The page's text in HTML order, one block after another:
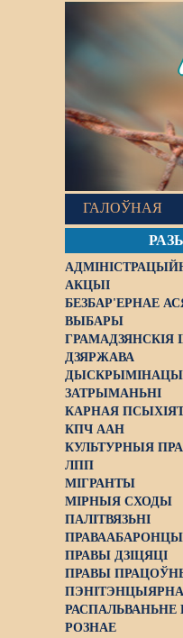
ГАЛОЎНАЯ
АКЦЫІ
БЕЗБАР'ЕРНАЕ
ВЫБАРЫ
ГРАМАДЗЯНСКІЯ
ДЗЯРЖАВА
ЗАТРЫМАНЬНІ
КАРНАЯ
КПЧ ААН
КУЛЬТУРНЫЯ
ЛПП
МІГРАНТЫ
МІРНЫЯ СХОДЫ
ПАЛІТВЯЗЬНІ
ПРАВААБАРОНЦЫ
ПРАВЫ ДЗІЦЯЦІ
ПРАВЫ
РАСПАЛЬВАНЬНЕ
РОЗНАЕ